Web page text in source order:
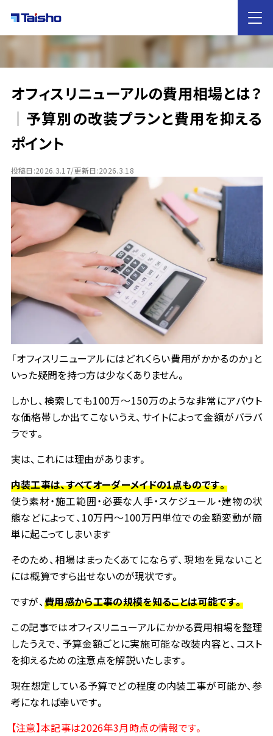
HOME
大昌工芸の 特徴
サービス案内
業態別のご提案
カフェ・飲食店
ホテル
歯科医院
雑貨屋
イベントブース
物販
アパレル
施工実績
ノウハウ
会社情報
事業所一覧
お問い合わせ
資料ダウンロード
〒733-8531 広島市西区小河内町2-15-2
TEL：082-291-6211 FAX：082-291-6216
オフィスリニューアルの費用相場とは？
｜予算別の改装プランと費用を抑える
ポイント
投稿日:2026.3.17/更新日:2026.3.18
「オフィスリニューアルにはどれくらい費用がかかるのか」と
いった疑問を持つ方は少なくありません。
しかし、検索しても100万～150万のような非常にアバウト
な価格帯しか出てこないうえ、サイトによって金額がバラバ
ラです。
実は、これには理由があります。
内装工事は、すべてオーダーメイドの1点ものです。
使う素材・施工範囲・必要な人手・スケジュール・建物の状
態などによって、 10万円～100万円単位での金額変動が簡
単に起こってしまいます
そのため、相場はまったくあてにならず、現地を見ないこと
には概算ですら出せないのが現状です。
ですが、費用感から工事の規模を知ることは可能です。
この記事ではオフィスリニューアルにかかる費用相場を整理
したうえで、予算金額ごとに実施可能な改装内容と、コスト
を抑えるための注意点を解説いたします。
現在想定している予算でどの程度の内装工事が可能か、参
考になれば幸いです。
【注意】本記事は2026年3月時点の情報です。